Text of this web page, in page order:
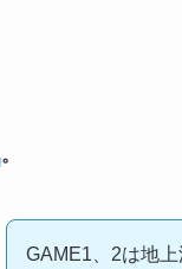
。
GAME1、2は地上